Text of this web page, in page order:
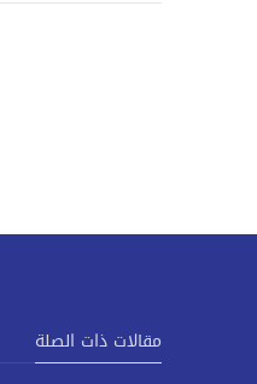
مقالات ذات الصلة